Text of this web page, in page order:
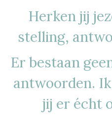
Herken jij
stelling,
Er bestaan
antwoorden.
jij er écht